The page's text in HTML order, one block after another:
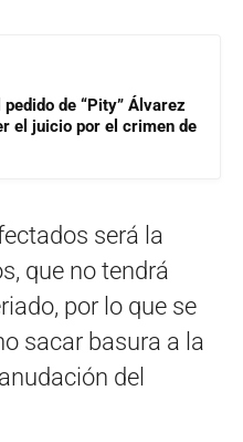
de “Pity” Álvarez
el juicio por el crimen de
será la
que no tendrá
por lo que se
sacar basura a la
del